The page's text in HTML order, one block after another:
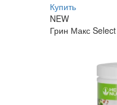
Купить
NEW
Грин Макс